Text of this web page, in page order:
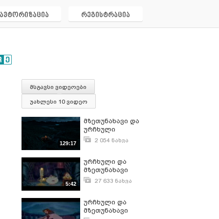
ავტორიზაცია რეგისტრაცია
მსგავსი ვიდეოები
უახლესი 10 ვიდეო
129:17
მზეთუნახავი და
ურჩხული
2 054 ნახვა
5:42
ურჩხული და
მზეთუნახავი
27 633 ნახვა
ურჩხული და
მზეთუნახავი